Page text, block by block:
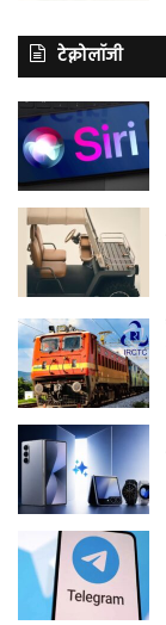
टेक्नोलॉजी